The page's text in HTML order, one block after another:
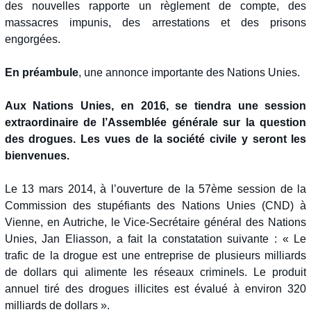
des nouvelles rapporte un règlement de compte, des
massacres impunis, des arrestations et des prisons
engorgées.
En préambule, une annonce importante des Nations Unies.
Aux Nations Unies, en 2016, se tiendra une session
extraordinaire de l’Assemblée générale sur la question
des drogues. Les vues de la société civile y seront les
bienvenues.
Le 13 mars 2014, à l’ouverture de la 57ème session de la
Commission des stupéfiants des Nations Unies (CND) à
Vienne, en Autriche, le Vice-Secrétaire général des Nations
Unies, Jan Eliasson, a fait la constatation suivante : « Le
trafic de la drogue est une entreprise de plusieurs milliards
de dollars qui alimente les réseaux criminels. Le produit
annuel tiré des drogues illicites est évalué à environ 320
milliards de dollars ».